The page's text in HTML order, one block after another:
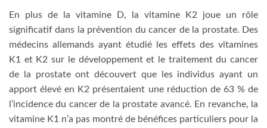
En plus de la vitamine D, la vitamine K2 joue un rôle
significatif dans la prévention du cancer de la prostate. Des
médecins allemands ayant étudié les effets des vitamines
K1 et K2 sur le développement et le traitement du cancer
de la prostate ont découvert que les individus ayant un
apport élevé en K2 présentaient une réduction de 63 % de
l’incidence du cancer de la prostate avancé. En revanche, la
vitamine K1 n’a pas montré de bénéfices particuliers pour la